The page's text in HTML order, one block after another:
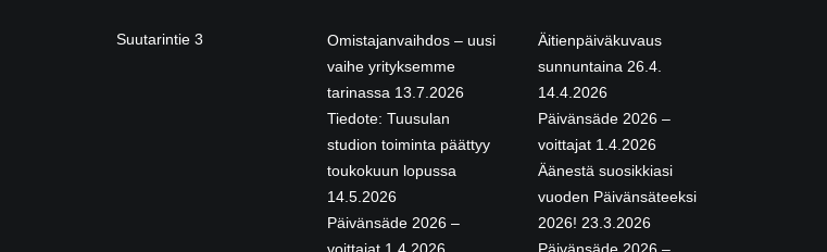
Suutarintie 3
Omistajanvaihdos – uusi
vaihe yrityksemme
tarinassa 13.7.2026
Tiedote: Tuusulan
studion toiminta päättyy
toukokuun lopussa
14.5.2026
Päivänsäde 2026 –
Äitienpäiväkuvaus
sunnuntaina 26.4.
14.4.2026
Päivänsäde 2026 –
voittajat 1.4.2026
Äänestä suosikkiasi
vuoden Päivänsäteeksi
2026! 23.3.2026